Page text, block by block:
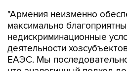
"Армения неизменно
максимально
недискриминационные
деятельности
ЕАЭС. Мы